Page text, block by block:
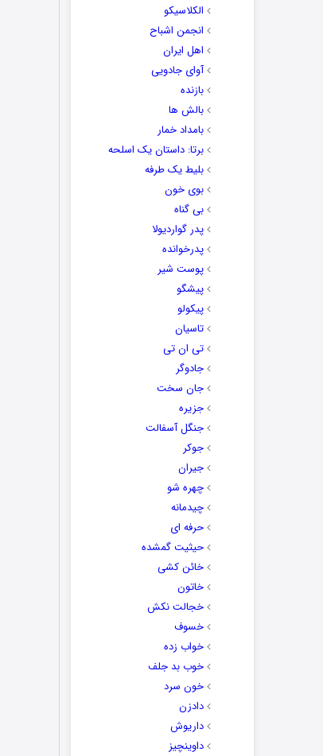
الکلاسیکو
انجمن اشباح
اهل ایران
آوای جادویی
بازنده
بالش ها
بامداد خمار
برتا: داستان یک اسلحه
بلیط یک‌‌ طرفه
بوی خون
بی گناه
پدر گواردیولا
پدرخوانده
پوست شیر
پیشگو
پیکولو
تاسیان
تی ان تی
جادوگر
جان سخت
جزیره
جنگل آسفالت
جوکر
جیران
چهره شو
چیدمانه
حرفه ای
حیثیت گمشده
خائن کشی
خاتون
خجالت نکش
خسوف
خواب زده
خوب بد جلف
خون سرد
دادزن
داریوش
داوینچیز